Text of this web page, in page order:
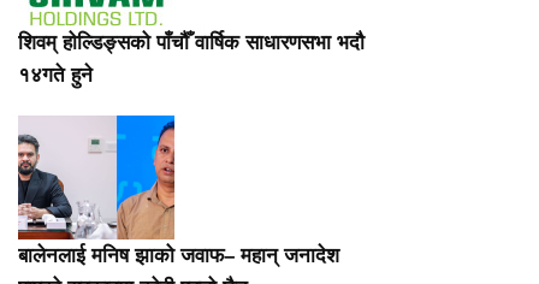
शिवम् होल्डिङ्सको पाँचौँ वार्षिक साधारणसभा भदौ
१४गते हुने
बालेनलाई मनिष झाको जवाफ– महान् जनादेश